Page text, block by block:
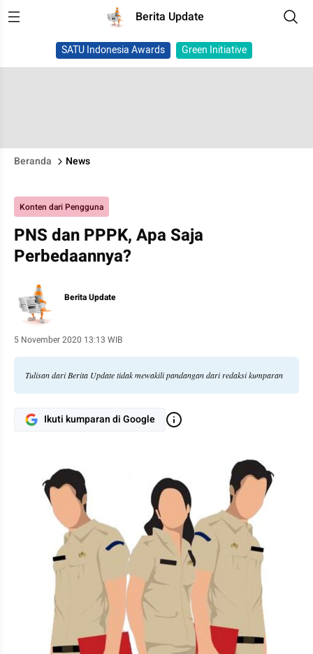
Berita Update
SATU Indonesia Awards Green Initiative
Beranda News
Konten dari Pengguna
PNS dan PPPK, Apa Saja
Perbedaannya?
Berita Update
5 November 2020 13:13 WIB
Tulisan dari Berita Update tidak mewakili pandangan dari redaksi kumparan
Ikuti kumparan di Google